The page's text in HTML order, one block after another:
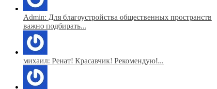
Admin: Для благоустройства общественных пространств
важно подбирать...
михаил: Ренат! Красавчик! Рекомендую!...